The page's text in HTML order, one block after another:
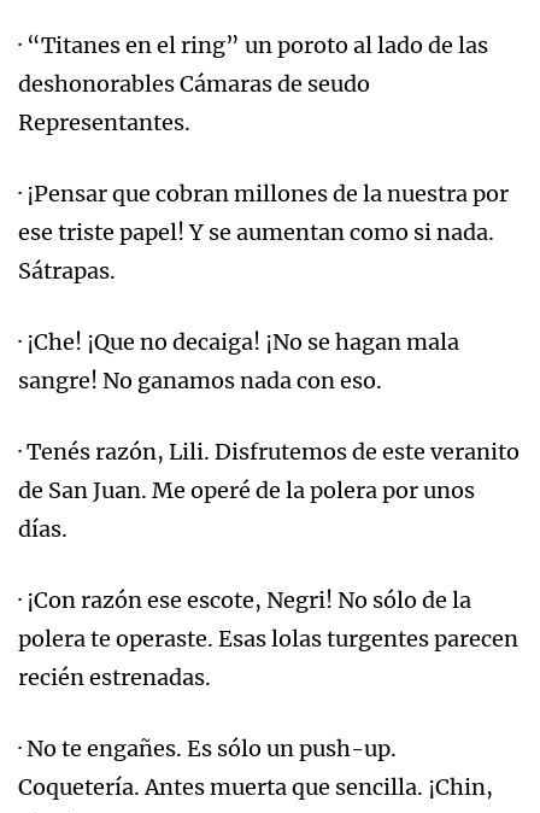
· “Titanes en el ring” un poroto al lado de las
deshonorables Cámaras de seudo
Representantes.
· ¡Pensar que cobran millones de la nuestra por
ese triste papel! Y se aumentan como si nada.
Sátrapas.
· ¡Che! ¡Que no decaiga! ¡No se hagan mala
sangre! No ganamos nada con eso.
· Tenés razón, Lili. Disfrutemos de este veranito
de San Juan. Me operé de la polera por unos
días.
· ¡Con razón ese escote, Negri! No sólo de la
polera te operaste. Esas lolas turgentes parecen
recién estrenadas.
· No te engañes. Es sólo un push-up.
Coquetería. Antes muerta que sencilla. ¡Chin,